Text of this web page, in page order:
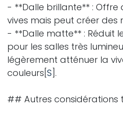
- **Dalle brillante** : Offre
vives mais peut créer des
- **Dalle matte** : Réduit
pour les salles très
légèrement atténuer la
couleurs[S].
## Autres considérations